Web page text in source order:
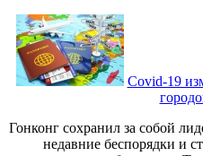
Covid-19
Гонконг сохранил за собой
недавние беспорядки и